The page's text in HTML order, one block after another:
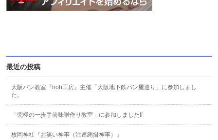
最近の投稿
大阪パン教室『froh工房』主催「大阪地下鉄パン屋巡り」に参加しまし
た。
「究極の一歩手前味噌作り教室」に参加しました!!
枚岡神社『お笑い神事（注連縄掛神事）』